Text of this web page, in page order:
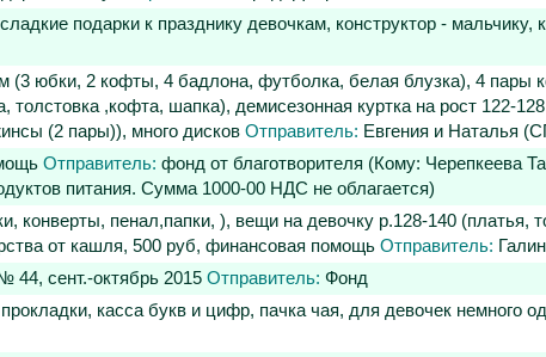
подарки к празднику девочкам, конструктор -
юбки, 2 кофты, 4 бадлона, футболка, белая блузка), 4 пары
,кофта, шапка), демисезонная куртка на рост
(2 пары)), много дисков Отправитель: Евгения и Наталья
Отправитель: фонд от благотворителя (Кому: Черепкеева
питания. Сумма 1000-00 НДС не облагается)
конверты, пенал,папки, ), вещи на девочку р.128-140
от кашля, 500 руб, финансовая помощь Отправитель:
44, сент.-октябрь 2015 Отправитель: Фонд
касса букв и цифр, пачка чая, для девочек